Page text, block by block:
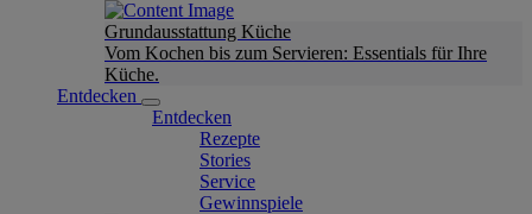
Grundausstattung Küche
Vom Kochen bis zum Servieren: Essentials für Ihre
Küche.
Entdecken
Entdecken
Rezepte
Stories
Service
Gewinnspiele